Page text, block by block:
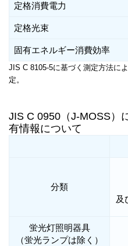
定格消費電力
定格光束
固有エネルギー消費効率
JIS C 8105-5に基づく測定方法に
定。
JIS C 0950（J-MOSS）
有情報について
分類
及
蛍光灯照明器具
（蛍光ランプは除く）